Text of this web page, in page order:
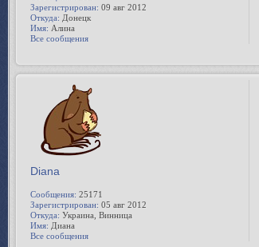
Зарегистрирован: 09 авг 2012
Откуда: Донецк
Имя: Алина
Все сообщения
Diana
Сообщения: 25171
Зарегистрирован: 05 авг 2012
Откуда: Украина, Винница
Имя: Диана
Все сообщения